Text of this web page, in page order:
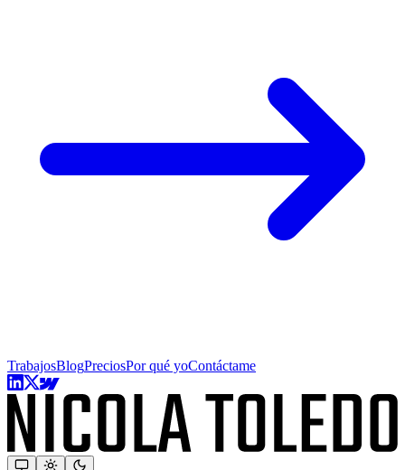
TrabajosBlogPreciosPor qué yoContáctame